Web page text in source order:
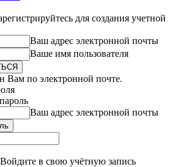
для создания учетной
Ваш адрес электронной почты
Ваше имя пользователя
Вам по электронной почте.
Ваш адрес электронной почты
в свою учётную запись